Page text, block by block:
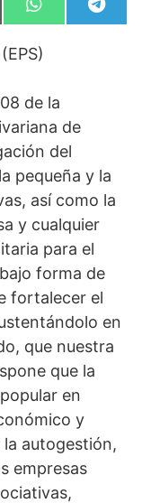
Compartir
en
W
h
t
p
p
en
T
e
de la
de
del
pequeña y la
así como la
y cualquier
para el
forma de
fortalecer el
en
que nuestra
que la
en
y
autogestión,
empresas